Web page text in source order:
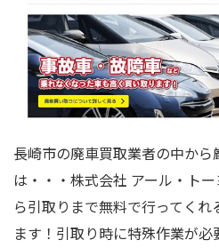
長崎市の廃車買取業者の中か
は・・・株式会社 アール・ト
ら引取りまで無料で行ってく
ます！引取り時に特殊作業が